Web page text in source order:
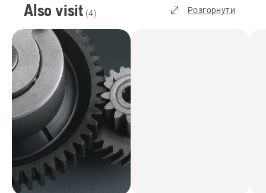
Also visit (4) Розгорнути